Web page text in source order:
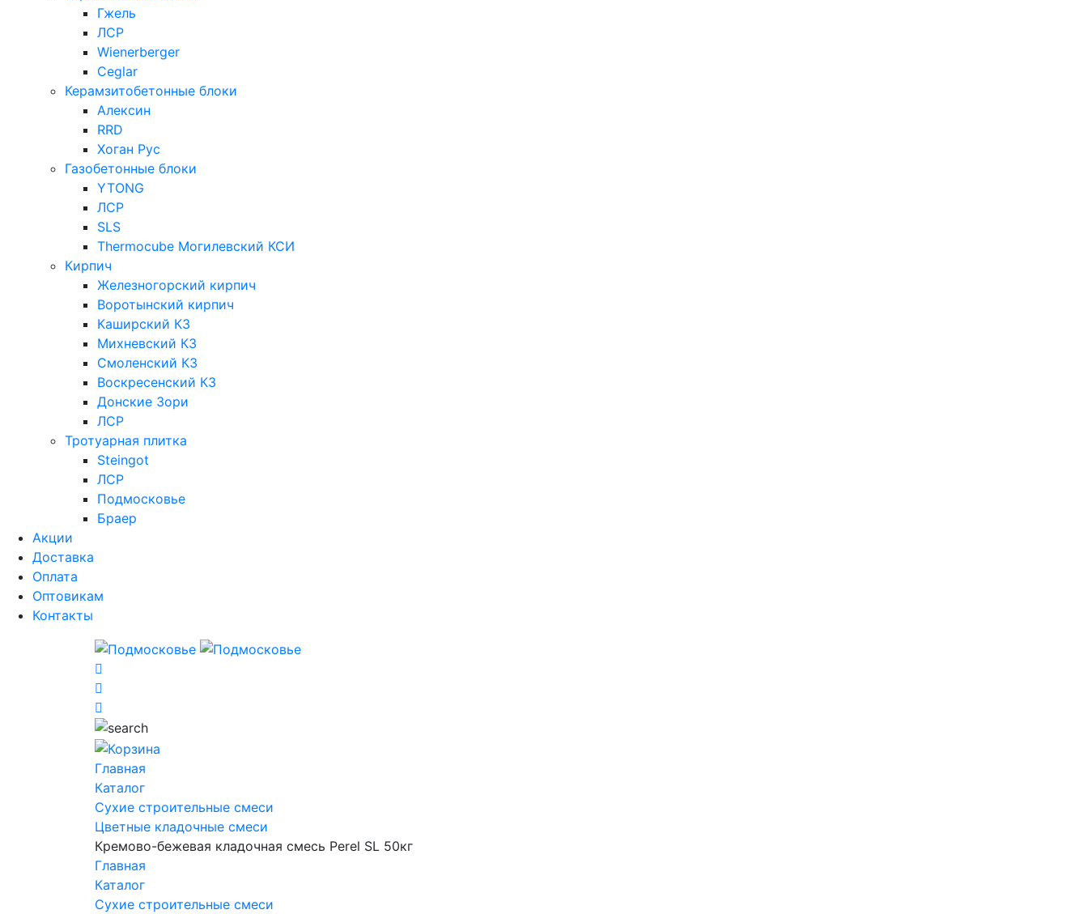
Гжель
ЛСР
Wienerberger
Ceglar
Керамзитобетонные блоки
Алексин
RRD
Хоган Рус
Газобетонные блоки
YTONG
ЛСР
SLS
Thermocube Могилевский КСИ
Кирпич
Железногорский кирпич
Воротынский кирпич
Каширский КЗ
Михневский КЗ
Смоленский КЗ
Воскресенский КЗ
Донские Зори
ЛСР
Тротуарная плитка
Steingot
ЛСР
Подмосковье
Браер
Акции
Доставка
Оплата
Оптовикам
Контакты
Главная
Каталог
Сухие строительные смеси
Цветные кладочные смеси
Кремово-бежевая кладочная смесь Perel SL 50кг
Главная
Каталог
Сухие строительные смеси